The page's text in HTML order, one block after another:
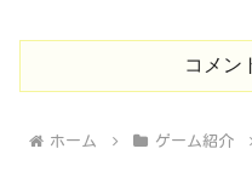
コメン
ホーム ゲーム紹介